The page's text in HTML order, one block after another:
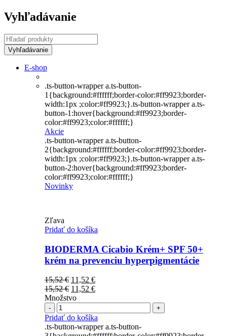
Vyhľadávanie
E-shop
.ts-button-wrapper a.ts-button-
1{background:#ffffff;border-color:#ff9923;border-
width:1px ;color:#ff9923;}.ts-button-wrapper a.ts-
button-1:hover{background:#ff9923;border-
color:#ff9923;color:#ffffff;}
Akcie
.ts-button-wrapper a.ts-button-
2{background:#ffffff;border-color:#ff9923;border-
width:1px ;color:#ff9923;}.ts-button-wrapper a.ts-
button-2:hover{background:#ff9923;border-
color:#ff9923;color:#ffffff;}
Novinky
Zľava
Pridať do košíka
BIODERMA Cicabio Krém+ SPF 50+
krém na prevenciu hyperpigmentácie
15,52€ Pôvodná
cena
bola:
11,52 €Aktuálna
cena
15,52€ Pôvodná
cena
15,52 €.
11,52 €Aktuálna
11,52 €.
Množstvo
Počet
Pridať do košíka
.ts-button-wrapper a.ts-button-